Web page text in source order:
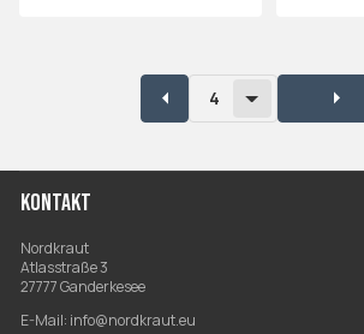
4
KONTAKT
Nordkraut
Atlasstraße 3
27777 Ganderkesee
E-Mail: info@nordkraut.eu